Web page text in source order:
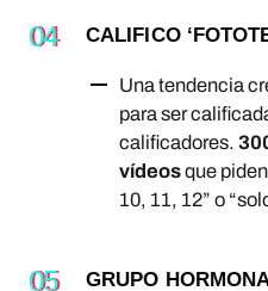
CALIFICO
Una tendencia
para ser
calificadores.
vídeosque
10, 11, 12” o
GRUPO